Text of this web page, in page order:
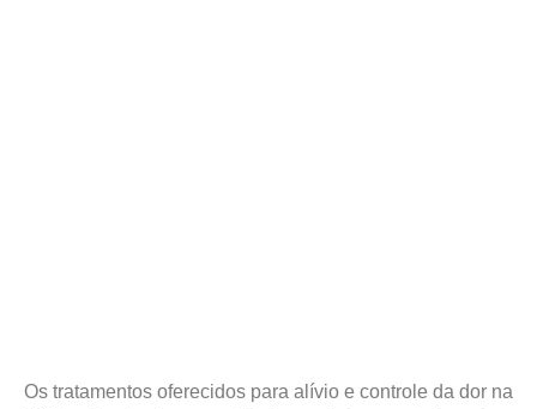
Os tratamentos oferecidos para alívio e controle da dor na